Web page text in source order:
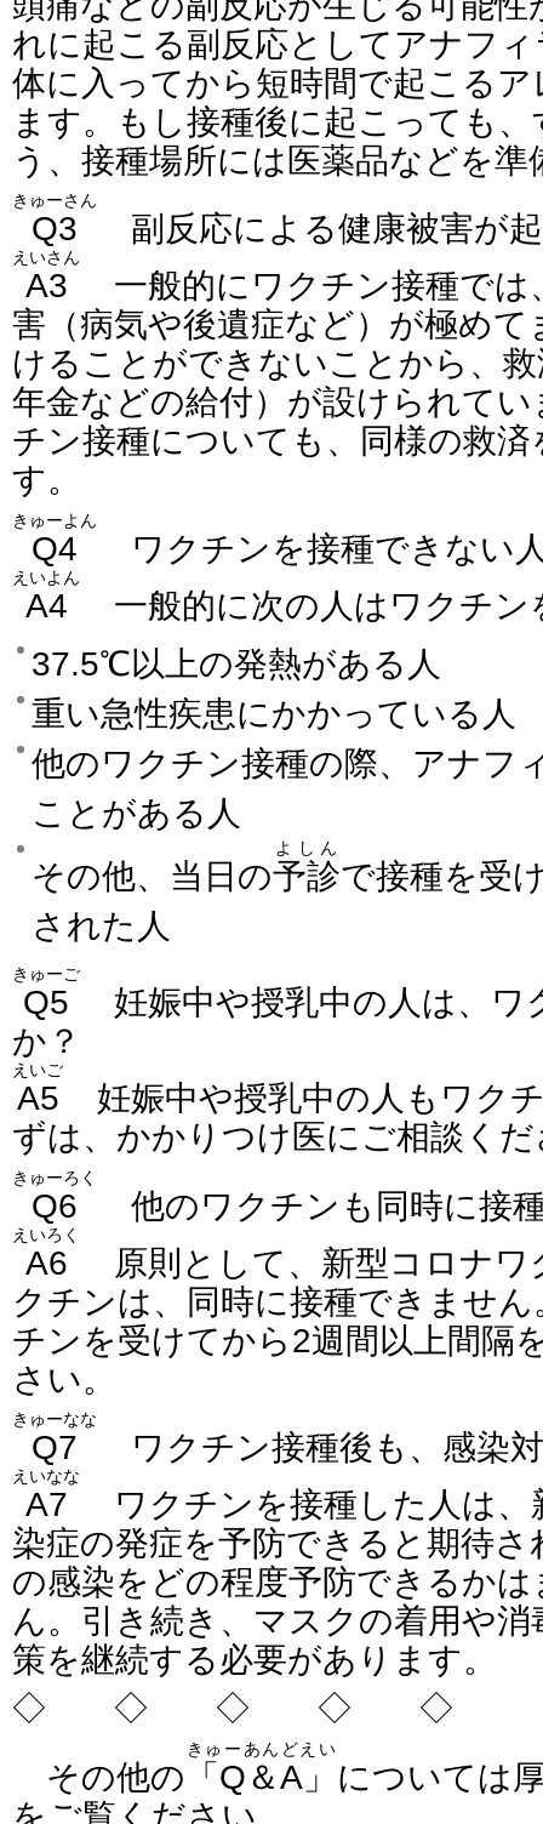
れに起こる副反応としてアナフ
体に入ってから短時間で起こる
ます。もし接種後に起こっても
う、接種場所には医薬品などを
Q3
きゅーさん
副反応による健康被害が
A3
えいさん
一般的にワクチン接種では
害（病気や後遺症など）が極め
けることができないことから、
年金などの給付）が設けられて
チン接種についても、同様の救
す。
Q4
きゅーよん
ワクチンを接種できない
A4
えいよん
一般的に次の人はワクチン
37.5℃以上の発熱がある人
重い急性疾患にかかっている人
他のワクチン接種の際、アナフ
ことがある人
その他、当日の予診
よしん
で接種を受
された人
Q5
きゅーご
妊娠中や授乳中の人は、ワ
か？
A5
えいご
妊娠中や授乳中の人もワク
ずは、かかりつけ医にご相談く
Q6
きゅーろく
他のワクチンも同時に接
A6
えいろく
原則として、新型コロナワ
クチンは、同時に接種できませ
チンを受けてから2週間以上間隔
さい。
Q7
きゅーなな
ワクチン接種後も、感染
A7
えいなな
ワクチンを接種した人は、
染症の発症を予防できると期待
の感染をどの程度予防できるか
ん。引き続き、マスクの着用や
策を継続する必要があります。
◇ ◇ ◇ ◇ ◇
その他の 「Q＆A」
きゅーあんどえい
については
をご覧ください。